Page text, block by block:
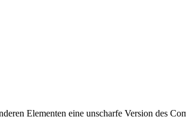
Elementen eine unscharfe Version des